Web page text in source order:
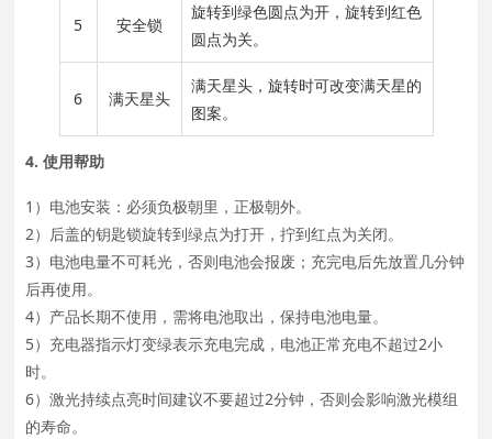
5 安全锁
旋转到绿色圆点为开，旋转到红色
圆点为关。
6 满天星头
满天星头，旋转时可改变满天星的
图案。
4. 使用帮助
1）电池安装：必须负极朝里，正极朝外。
2）后盖的钥匙锁旋转到绿点为打开，拧到红点为关闭。
3）电池电量不可耗光，否则电池会报废；充完电后先放置几分钟
后再使用。
4）产品长期不使用，需将电池取出，保持电池电量。
5）充电器指示灯变绿表示充电完成，电池正常充电不超过2小
时。
6）激光持续点亮时间建议不要超过2分钟，否则会影响激光模组
的寿命。